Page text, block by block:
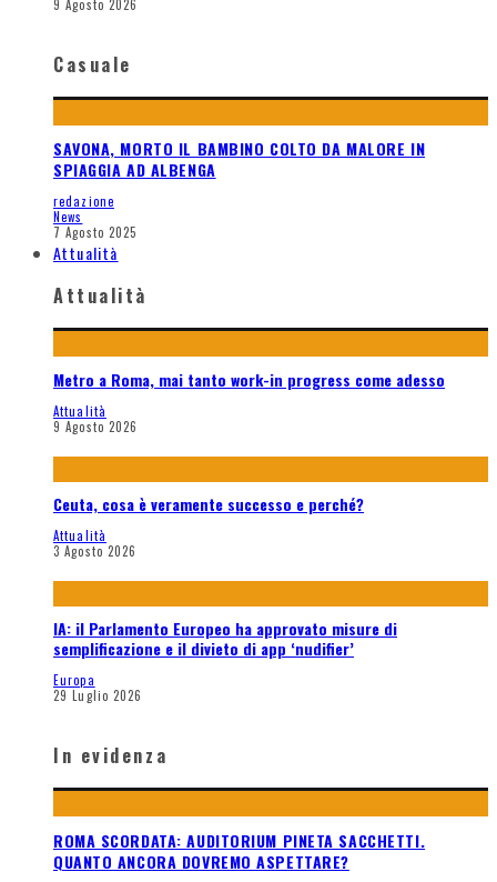
9 Agosto 2026
Casuale
SAVONA, MORTO IL BAMBINO COLTO DA MALORE IN
SPIAGGIA AD ALBENGA
redazione
News
7 Agosto 2025
Attualità
Attualità
Metro a Roma, mai tanto work-in progress come adesso
Attualità
9 Agosto 2026
Ceuta, cosa è veramente successo e perché?
Attualità
3 Agosto 2026
IA: il Parlamento Europeo ha approvato misure di
semplificazione e il divieto di app ‘nudifier’
Europa
29 Luglio 2026
In evidenza
ROMA SCORDATA: AUDITORIUM PINETA SACCHETTI.
QUANTO ANCORA DOVREMO ASPETTARE?